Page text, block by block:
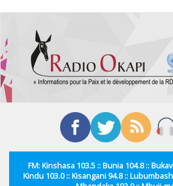
contenu
principal
FM: Kinshasa 103.5 :: Bunia 104.8 ::
Kindu 103.0 :: Kisangani 94.8 ::